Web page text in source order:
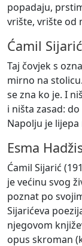
popadaju,
vrište, vrište od
Ćamil Sijarić
Taj čovjek s
mirno na
se zna ko je. I
i ništa zasad:
Napolju je
Esma
Ćamil Sijarić
je većinu svog
poznat po
Sijarićeva
njegovom
opus skroman